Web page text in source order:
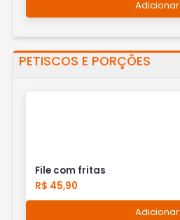
Adicionar
PETISCOS E PORÇÕES
File com fritas
R$ 45,90
Adicionar